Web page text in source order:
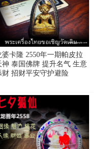
婆卡隆 2550年一期帕皮拉
神 泰国佛牌 提升名气 生意
财 招财平安守护避险